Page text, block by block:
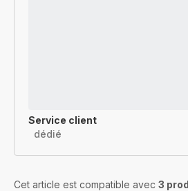
Service client
dédié
Cet article est compatible avec 3